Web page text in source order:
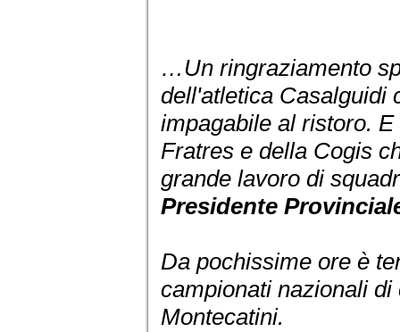
…Un ringraziamento
dell'atletica Casalguidi
impagabile al ristoro.
Fratres e della Cogis
grande lavoro di
Presidente
Da pochissime ore è
campionati nazionali
Montecatini.